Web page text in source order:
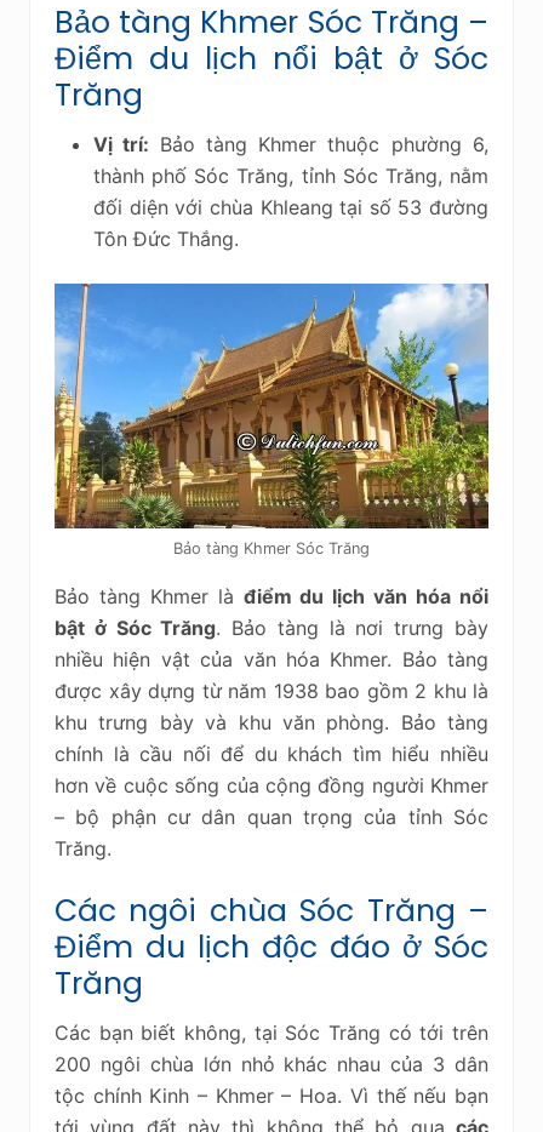
Bảo tàng Khmer Sóc Trăng –
Điểm du lịch nổi bật ở Sóc
Trăng
Vị trí: Bảo tàng Khmer thuộc phường 6,
thành phố Sóc Trăng, tỉnh Sóc Trăng, nằm
đối diện với chùa Khleang tại số 53 đường
Tôn Đức Thắng.
Bảo tàng Khmer Sóc Trăng
Bảo tàng Khmer là điểm du lịch văn hóa nổi
bật ở Sóc Trăng. Bảo tàng là nơi trưng bày
nhiều hiện vật của văn hóa Khmer. Bảo tàng
được xây dựng từ năm 1938 bao gồm 2 khu là
khu trưng bày và khu văn phòng. Bảo tàng
chính là cầu nối để du khách tìm hiểu nhiều
hơn về cuộc sống của cộng đồng người Khmer
– bộ phận cư dân quan trọng của tỉnh Sóc
Trăng.
Các ngôi chùa Sóc Trăng –
Điểm du lịch độc đáo ở Sóc
Trăng
Các bạn biết không, tại Sóc Trăng có tới trên
200 ngôi chùa lớn nhỏ khác nhau của 3 dân
tộc chính Kinh – Khmer – Hoa. Vì thế nếu bạn
tới vùng đất này thì không thể bỏ qua các